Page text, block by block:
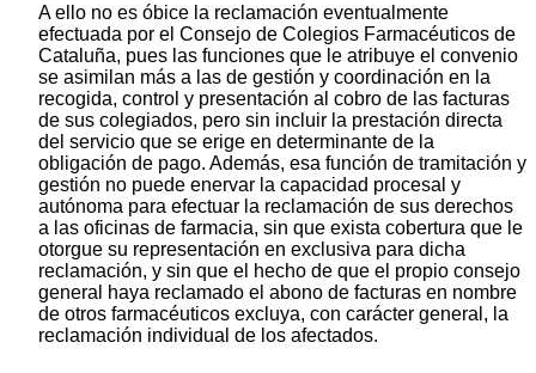
A ello no es óbice la reclamación eventualmente
efectuada por el Consejo de Colegios Farmacéuticos de
Cataluña, pues las funciones que le atribuye el convenio
se asimilan más a las de gestión y coordinación en la
recogida, control y presentación al cobro de las facturas
de sus colegiados, pero sin incluir la prestación directa
del servicio que se erige en determinante de la
obligación de pago. Además, esa función de tramitación y
gestión no puede enervar la capacidad procesal y
autónoma para efectuar la reclamación de sus derechos
a las oficinas de farmacia, sin que exista cobertura que le
otorgue su representación en exclusiva para dicha
reclamación, y sin que el hecho de que el propio consejo
general haya reclamado el abono de facturas en nombre
de otros farmacéuticos excluya, con carácter general, la
reclamación individual de los afectados.